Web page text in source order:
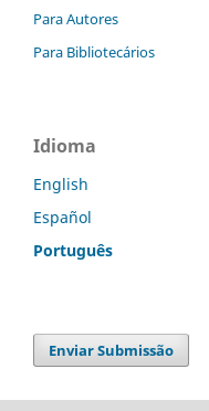
Para Autores
Para Bibliotecários
Idioma
English
Español
Português
Enviar Submissão